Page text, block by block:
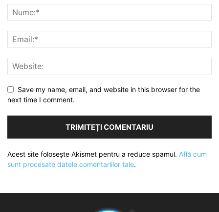
Save my name, email, and website in this browser for the
next time I comment.
Acest site folosește Akismet pentru a reduce spamul. Află cum
sunt procesate datele comentariilor tale.